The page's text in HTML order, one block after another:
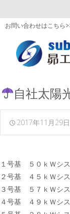
お問い合わせはこちら
自社太陽
2017年11月29日
１号基 ５０ｋＷ
２号基 ４５ｋＷ
３号基 ５７ｋＷ
４号基 ４９ｋＷ